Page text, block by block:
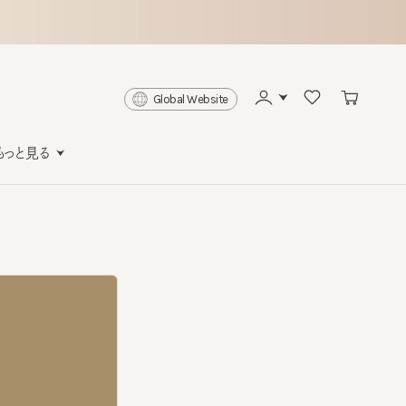
Global Website
る